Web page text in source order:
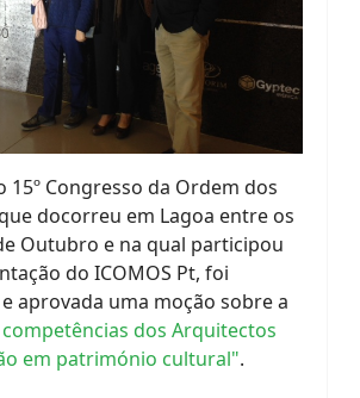
15º Congresso da Ordem dos
docorreu em Lagoa entre os
Outubro e na qual participou
do ICOMOS Pt, foi
aprovada uma moção sobre a
dos Arquitectos
em património cultural".